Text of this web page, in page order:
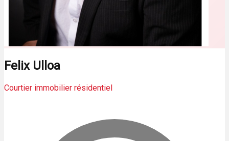
Felix Ulloa
Courtier immobilier résidentiel